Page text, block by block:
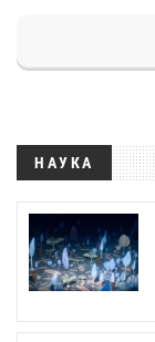
НАУКА